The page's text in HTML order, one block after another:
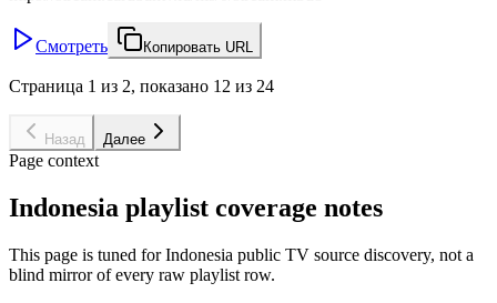
Смотреть Копировать URL
Страница 1 из 2, показано 12 из 24
Назад Далее
Page context
Indonesia playlist coverage notes
This page is tuned for Indonesia public TV source discovery, not a
blind mirror of every raw playlist row.